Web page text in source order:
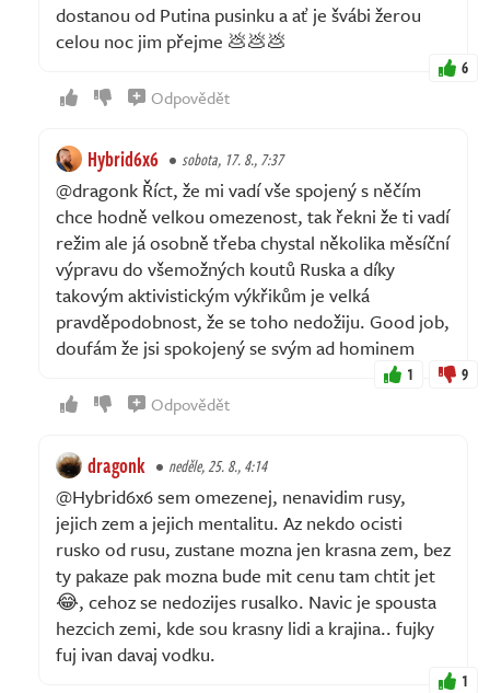
dostanou od Putina pusinku a ať je švábi žerou
celou noc jim přejme 💩💩💩
6
Odpovědět
Hybrid6x6 sobota, 17. 8., 7:37
@dragonk Říct, že mi vadí vše spojený s něčím
chce hodně velkou omezenost, tak řekni že ti vadí
režim ale já osobně třeba chystal několika měsíční
výpravu do všemožných koutů Ruska a díky
takovým aktivistickým výkřikům je velká
pravděpodobnost, že se toho nedožiju. Good job,
doufám že jsi spokojený se svým ad hominem
1 9
Odpovědět
dragonk neděle, 25. 8., 4:14
@Hybrid6x6 sem omezenej, nenavidim rusy,
jejich zem a jejich mentalitu. Az nekdo ocisti
rusko od rusu, zustane mozna jen krasna zem, bez
ty pakaze pak mozna bude mit cenu tam chtit jet
😂, cehoz se nedozijes rusalko. Navic je spousta
hezcich zemi, kde sou krasny lidi a krajina.. fujky
fuj ivan davaj vodku.
1